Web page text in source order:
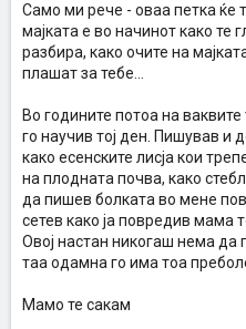
Само ми рече - оваа петка ќе
мајката е во начинот како те
разбира, како очите на
плашат за тебе...
Во годините потоа на
го научив тој ден. Пишував и
како есенските лисја кои
на плодната почва, како
да пишев болката во мене
сетев како ја повредив мама
Овој настан никогаш нема да
таа одамна го има тоа
Мамо те сакам